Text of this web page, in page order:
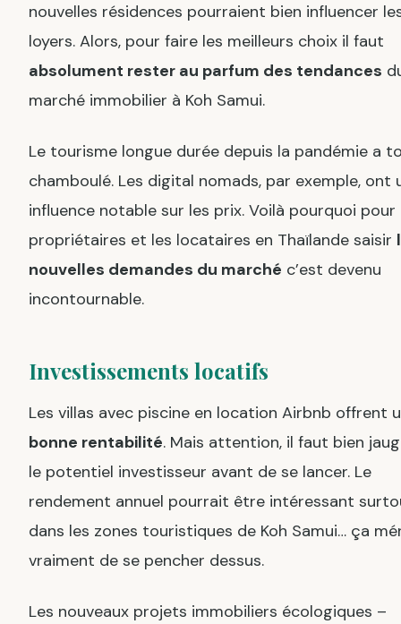
nouvelles résidences pourraient bien influencer
loyers. Alors, pour faire les meilleurs choix il faut
absolument rester au parfum des tendances
marché immobilier à Koh Samui.
Le tourisme longue durée depuis la pandémie a
chamboulé. Les digital nomads, par exemple, ont
influence notable sur les prix. Voilà pourquoi pour
propriétaires et les locataires en Thaïlande saisir
nouvelles demandes du marché c’est devenu
incontournable.
Investissements locatifs
Les villas avec piscine en location Airbnb offrent
bonne rentabilité. Mais attention, il faut bien
le potentiel investisseur avant de se lancer. Le
rendement annuel pourrait être intéressant
dans les zones touristiques de Koh Samui… ça
vraiment de se pencher dessus.
Les nouveaux projets immobiliers écologiques –